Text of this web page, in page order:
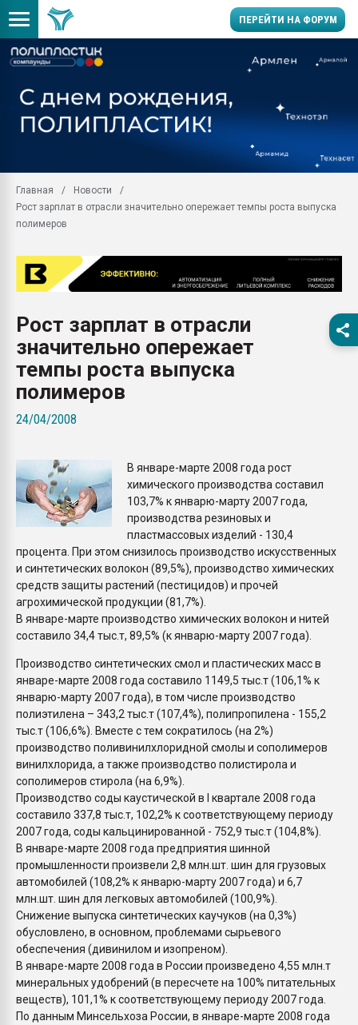
ПЕРЕЙТИ НА ФОРУМ
заводу пластмасс"
28.07.2026
первый план в
28.07.2026
ситуацией на
Главная
Новости
Рост зарплат в отрасли значительно опережает темпы роста выпуска
полимеров
Рост зарплат в отрасли
значительно опережает
темпы роста выпуска
полимеров
24/04/2008
В январе-марте 2008 года рост
химического производства составил
103,7% к январю-марту 2007 года,
производства резиновых и
пластмассовых изделий - 130,4
процента. При этом снизилось производство искусственных
и синтетических волокон (89,5%), производство химических
средств защиты растений (пестицидов) и прочей
агрохимической продукции (81,7%).
В январе-марте производство химических волокон и нитей
составило 34,4 тыс.т, 89,5% (к январю-марту 2007 года).
Производство синтетических смол и пластических масс в
январе-марте 2008 года составило 1149,5 тыс.т (106,1% к
январю-марту 2007 года), в том числе производство
полиэтилена – 343,2 тыс.т (107,4%), полипропилена - 155,2
тыс.т (106,6%). Вместе с тем сократилось (на 2%)
производство поливинилхлоридной смолы и сополимеров
винилхлорида, а также производство полистирола и
сополимеров стирола (на 6,9%).
Производство соды каустической в I квартале 2008 года
составило 337,8 тыс.т, 102,2% к соответствующему периоду
2007 года, соды кальцинированной - 752,9 тыс.т (104,8%).
В январе-марте 2008 года предприятия шинной
промышленности произвели 2,8 млн.шт. шин для грузовых
автомобилей (108,2% к январю-марту 2007 года) и 6,7
млн.шт. шин для легковых автомобилей (100,9%).
Снижение выпуска синтетических каучуков (на 0,3%)
обусловлено, в основном, проблемами сырьевого
обеспечения (дивинилом и изопреном).
В январе-марте 2008 года в России произведено 4,55 млн.т
минеральных удобрений (в пересчете на 100% питательных
веществ), 101,1% к соответствующему периоду 2007 года.
По данным Минсельхоза России, в январе-марте 2008 года